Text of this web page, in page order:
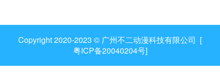
Copyright 2020-2023 © 广州不二动漫科技有限公司 [
粤ICP备20040204号]